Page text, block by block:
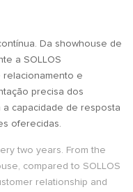
Da showhouse de
a SOLLOS
relacionamento e
precisa dos
capacidade de resposta
oferecidas.
two years. From the
compared to SOLLOS
relationship and